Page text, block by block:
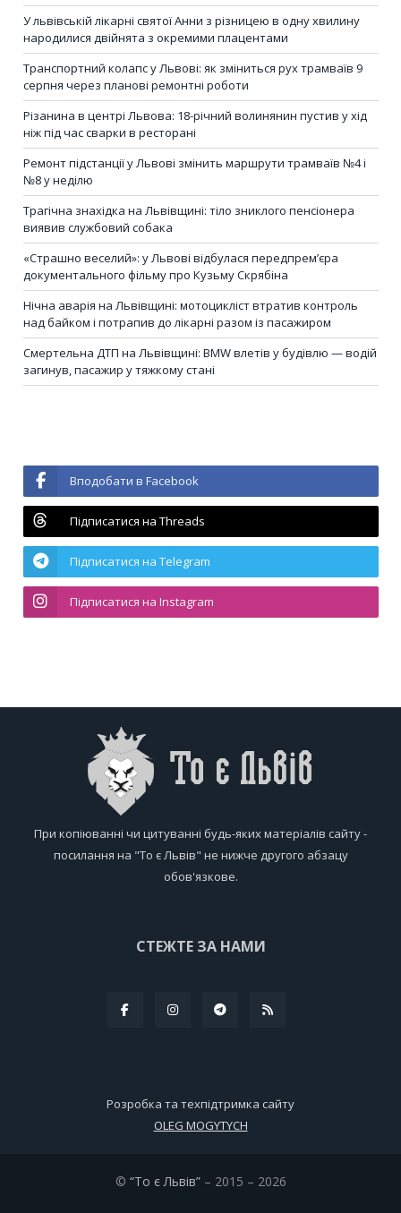
У львівській лікарні святої Анни з різницею в одну хвилину
народилися двійнята з окремими плацентами
Транспортний колапс у Львові: як зміниться рух трамваїв 9
серпня через планові ремонтні роботи
Різанина в центрі Львова: 18-річний волинянин пустив у хід
ніж під час сварки в ресторані
Ремонт підстанції у Львові змінить маршрути трамваїв №4 і
№8 у неділю
Трагічна знахідка на Львівщині: тіло зниклого пенсіонера
виявив службовий собака
«Страшно веселий»: у Львові відбулася передпрем’єра
документального фільму про Кузьму Скрябіна
Нічна аварія на Львівщині: мотоцикліст втратив контроль
над байком і потрапив до лікарні разом із пасажиром
Смертельна ДТП на Львівщині: BMW влетів у будівлю — водій
загинув, пасажир у тяжкому стані
Вподобати в Facebook
Підписатися на Threads
Підписатися на Telegram
Підписатися на Instagram
При копіюванні чи цитуванні будь-яких матеріалів сайту -
посилання на "То є Львів" не нижче другого абзацу
обов'язкове.
СТЕЖТЕ ЗА НАМИ
Розробка та техпідтримка сайту
OLEG MOGYTYCH
© “То є Львів”– 2015 – 2026